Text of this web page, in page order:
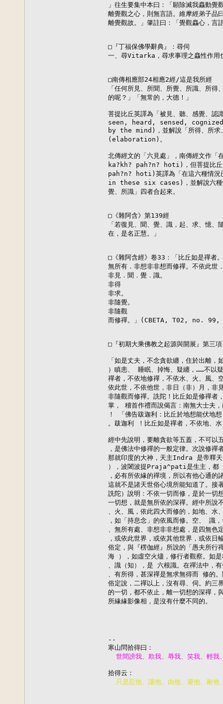
」往生要集中本曰：「願除滅我麤動
離覺觀之心，則無言語。維摩經弟子品
離覺觀故。」肇註曰：「覺觀麤心，言
□『丁福保佛學辭典』：尋伺
一、尋Vitarka，尋求事理之麤性作用
□南傳相應部24相應2經/這是我所經
「任何所見、所聞、所覺、所識、所
的呢？」「無常的，大德！」
菩提比丘英譯為「被見、聽、感覺、
seen, heard, sensed,
by the mind)，並解說「所得、所求
(elaboration)。
北傳經文的「六見處」，南傳經文作
ka?kh? pah?n? hoti)，但菩提比
pah?n? hoti)英譯為「在這六種情
in these six cases)，並解說六種情
覺、所識」四者合起來。
□《雜阿含》第139經
「若復見、聞、覺、識，起、求、憶
在，是名正慧。」
□《雜阿含經》卷33：「比丘如是禪者
無所有．非想非非想而修禪。不依此世
非見．聞．覺．識。
非得
非求。
非隨覺。
非隨觀
而修禪。」(CBETA, T02, no.
□『初期大乘佛教之起源與開展』第三
「如是丈夫，不念貪欲纏，住於出離
）瞋恚、 睡眠、掉悔、疑纏，……不以
禪者，不依地修禪，不依水、火、風、
依此世，不依他世，非日（非）月，非
非隨觀而修禪。詵陀！比丘如是修禪者
掌， 稽首作禮而說偈言：南無大士夫
！ 「佛告跋迦利：比丘於地想能伏地
。跋迦利 ！比丘如是禪者，不依地、
經中先說明，要離貪欲等五蓋，不可以
，是佛法中修禪的一般定律。次說修
那就印度的大神，天主Indra 是帝釋
），波闍波提Praja^pati是生主，都
，必有所依緣的禪境，所以有他心通
這就不是諸天世俗心境所能知道了。
詵陀）說明：不依一切而修，是於一切
一切想，就是無所依的深禪。經中所說
、火、風，依此四大而修的，如地、水
，如「持息念」的依風而修。空、 識
、無所有處、非想非非想處，是四無
，或依此世界，或依其他世界，或依
俗定，與『楞伽經』所說的「愚夫所行
海 ），如虛空火燼，修行者觀察。如
、識（知），是 六根識。在禪法中，
、有所得，甚深禪是無求無得而 修的
俗定說，二禪以上，沒有尋、伺。約三
的一切，都不依止，離一切想的深禪
所緣緣影像相，是沒有什麼不同的。
--